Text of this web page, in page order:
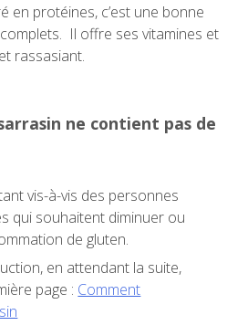
en protéines, c’est une bonne
Il offre ses vitamines et
rassasiant.
ne contient pas de
vis-à-vis des personnes
qui souhaitent diminuer ou
de gluten.
en attendant la suite,
page : Comment